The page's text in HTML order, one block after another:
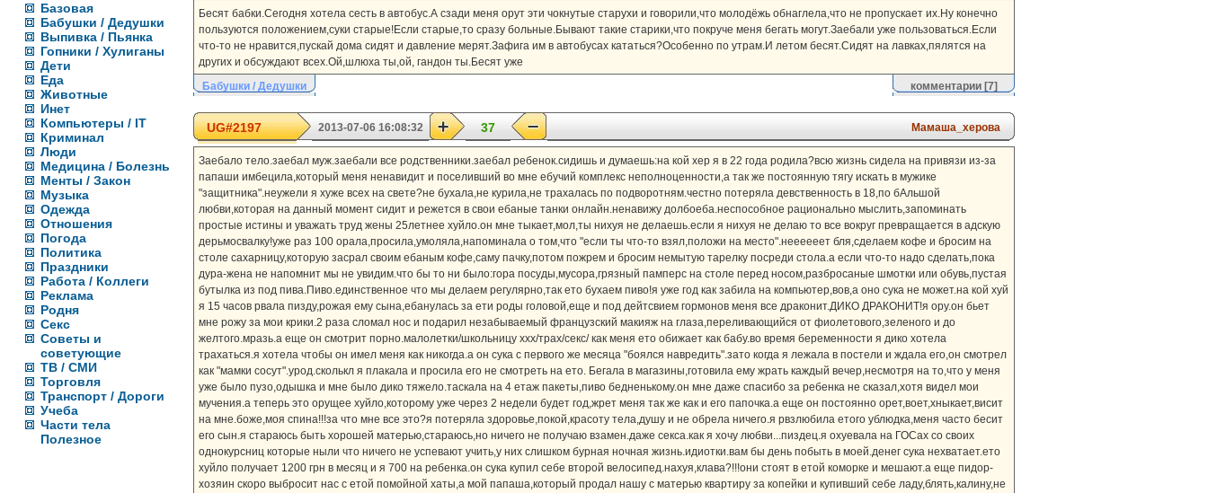
Базовая
Бабушки / Дедушки
Выпивка / Пьянка
Гопники / Хулиганы
Дети
Еда
Животные
Инет
Компьютеры / IT
Криминал
Люди
Медицина / Болезнь
Менты / Закон
Музыка
Одежда
Отношения
Погода
Политика
Праздники
Работа / Коллеги
Реклама
Родня
Секс
Советы и
советующие
ТВ / СМИ
Торговля
Транспорт / Дороги
Учеба
Части тела
Полезное
Бесят бабки.Сегодня хотела сесть в автобус.А сзади меня орут эти чокнутые старухи и говорили,что молодёжь обнаглела,что не пропускает их.Ну конечно
пользуются положением,суки старые!Если старые,то сразу больные.Бывают такие старики,что покруче меня бегать могут.Заебали уже пользоваться.Если
что-то не нравится,пускай дома сидят и давление мерят.Зафига им в автобусах кататься?Особенно по утрам.И летом бесят.Сидят на лавках,пялятся на
других и обсуждают всех.Ой,шлюха ты,ой, гандон ты.Бесят уже
Бабушки / Дедушки
комментарии[7]
UG#2197 2013-07-06 16:08:32 37 Мамаша_херова
Заебало тело.заебал муж.заебали все родственники.заебал ребенок.сидишь и думаешь:на кой хер я в 22 года родила?всю жизнь сидела на привязи из-за
папаши имбецила,который меня ненавидит и поселивший во мне ебучий комплекс неполноценности,а так же постоянную тягу искать в мужике
"защитника".неужели я хуже всех на свете?не бухала,не курила,не трахалась по подворотням.честно потеряла девственность в 18,по бАльшой
любви,которая на данный момент сидит и режется в свои ебаные танки онлайн.ненавижу долбоеба.неспособное рационально мыслить,запоминать
простые истины и уважать труд жены 25летнее хуйло.он мне тыкает,мол,ты нихуя не делаешь.если я нихуя не делаю то все вокруг превращается в адскую
дерьмосвалку!уже раз 100 орала,просила,умоляла,напоминала о том,что "если ты что-то взял,положи на место".неееееет бля,сделаем кофе и бросим на
столе сахарницу,которую засрал своим ебаным кофе,саму пачку,потом пожрем и бросим немытую тарелку посреди стола.а если что-то надо сделать,пока
дура-жена не напомнит мы не увидим.что бы то ни было:гора посуды,мусора,грязный памперс на столе перед носом,разбросаные шмотки или обувь,пустая
бутылка из под пива.Пиво.единственное что мы делаем регулярно,так ето бухаем пиво!я уже год как забила на компьютер,вов,а оно сука не может.на кой хуй
я 15 часов рвала пизду,рожая ему сына,ебанулась за ети роды головой,еще и под дейтсвием гормонов меня все драконит.ДИКО ДРАКОНИТ!я ору.он бьет
мне рожу за мои крики.2 раза сломал нос и подарил незабываемый французский макияж на глаза,переливающийся от фиолетового,зеленого и до
желтого.мразь.а еще он смотрит порно.малолетки/школьницу xxx/трах/секс/ как меня ето обижает как бабу.во время беременности я дико хотела
трахаться.я хотела чтобы он имел меня как никогда.а он сука с первого же месяца "боялся навредить".зато когда я лежала в постели и ждала его,он смотрел
как "мамки сосут".урод.сколькл я плакала и просила его не смотреть на ето. Бегала в магазины,готовила ему жрать каждый вечер,несмотря на то,что у меня
уже было пузо,одышка и мне было дико тяжело.таскала на 4 етаж пакеты,пиво бедненькому.он мне даже спасибо за ребенка не сказал,хотя видел мои
мучения.а теперь это орущее хуйло,которому уже через 2 недели будет год,жрет меня так же как и его папочка.а еще он постоянно орет,воет,хныкает,висит
на мне.боже,моя спина!!!за что мне все это?я потеряла здоровье,покой,красоту тела,душу и не обрела ничего.я рвзлюбила етого ублюдка,меня часто бесит
его сын.я стараюсь быть хорошей матерью,стараюсь,но ничего не получаю взамен.даже секса.как я хочу любви...пиздец.я охуевала на ГОСах со своих
однокурсниц которые ныли что ничего не успевают учить,у них слишком бурная ночная жизнь.идиотки.вам бы день побыть в моей.денег сука нехватает.ето
хуйло получает 1200 грн в месяц и я 700 на ребенка.он сука купил себе второй велосипед.нахуя,клава?!!!они стоят в етой коморке и мешают.а еще пидор-
хозяин скоро выбросит нас с етой помойной хаты,а мой папаша,который продал нашу с матерью квартиру за копейки и купивший себе ладу,блять,калину,не